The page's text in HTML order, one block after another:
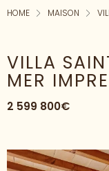
HOME MAISON
VILLA
MER
2 599 800€